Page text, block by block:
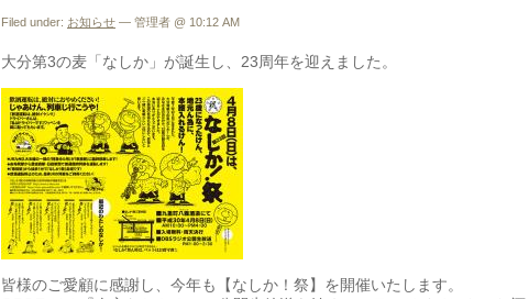
Filed under: お知らせ — 管理者 @ 10:12 AM
大分第3の麦「なしか」が誕生し、23周年を迎えました。
皆様のご愛顧に感謝し、今年も【なしか！祭】を開催いたします。